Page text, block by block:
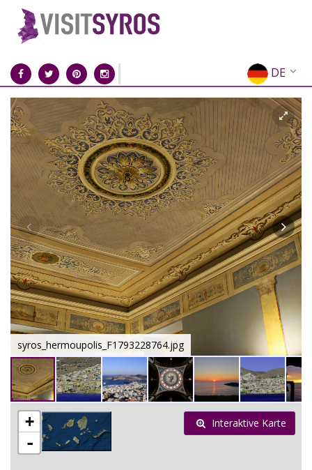
DE
EN
EL
FR
IT
ES
RU
CN
syros_hermoupolis_F1793228764.jpg
+
-
Interaktive Karte